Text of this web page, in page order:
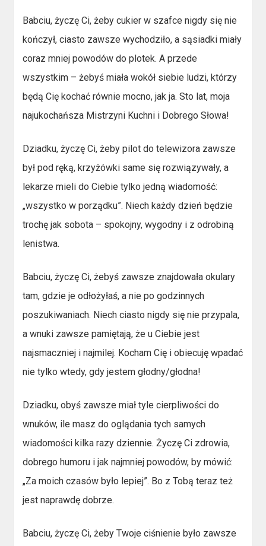
Babciu, życzę Ci, żeby cukier w szafce nigdy się nie
kończył, ciasto zawsze wychodziło, a sąsiadki miały
coraz mniej powodów do plotek. A przede
wszystkim – żebyś miała wokół siebie ludzi, którzy
będą Cię kochać równie mocno, jak ja. Sto lat, moja
najukochańsza Mistrzyni Kuchni i Dobrego Słowa!
Dziadku, życzę Ci, żeby pilot do telewizora zawsze
był pod ręką, krzyżówki same się rozwiązywały, a
lekarze mieli do Ciebie tylko jedną wiadomość:
„wszystko w porządku”. Niech każdy dzień będzie
trochę jak sobota – spokojny, wygodny i z odrobiną
lenistwa.
Babciu, życzę Ci, żebyś zawsze znajdowała okulary
tam, gdzie je odłożyłaś, a nie po godzinnych
poszukiwaniach. Niech ciasto nigdy się nie przypala,
a wnuki zawsze pamiętają, że u Ciebie jest
najsmaczniej i najmilej. Kocham Cię i obiecuję wpadać
nie tylko wtedy, gdy jestem głodny/głodna!
Dziadku, obyś zawsze miał tyle cierpliwości do
wnuków, ile masz do oglądania tych samych
wiadomości kilka razy dziennie. Życzę Ci zdrowia,
dobrego humoru i jak najmniej powodów, by mówić:
„Za moich czasów było lepiej”. Bo z Tobą teraz też
jest naprawdę dobrze.
Babciu, życzę Ci, żeby Twoje ciśnienie było zawsze